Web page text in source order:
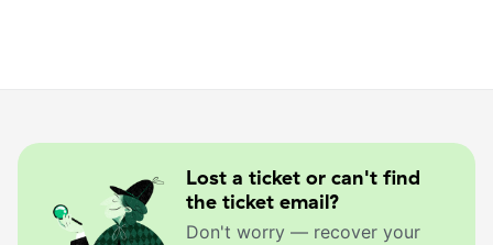
Lost a ticket or can't find
the ticket email?
Don't worry — recover your